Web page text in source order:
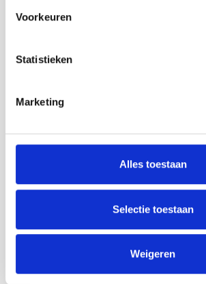
Voorkeuren
Statistieken
Marketing
Alles toestaan
Selectie toestaan
Weigeren
IJzendijke
Oostburg
Sint Anna ter Muiden
Sint Kruis